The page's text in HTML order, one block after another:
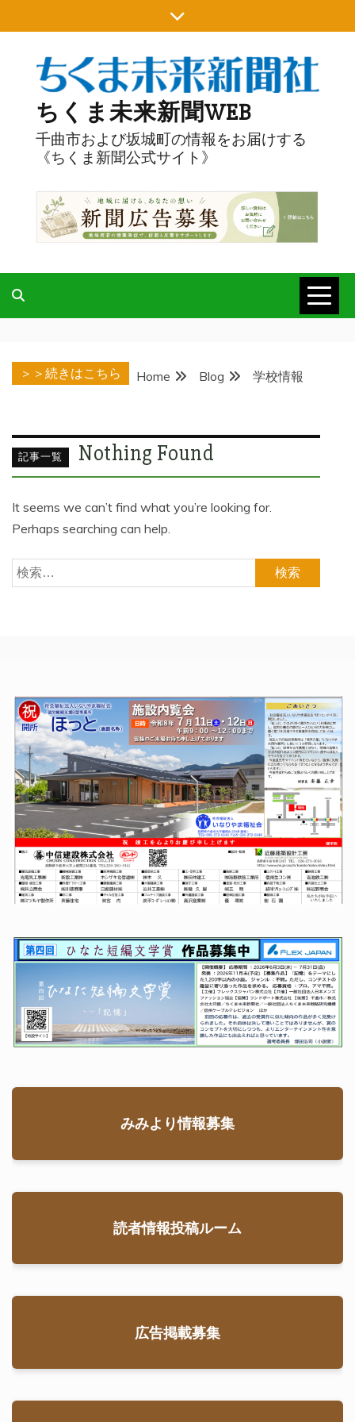
to
ちくま未来新聞WEB
千曲市および坂城町の情報をお届けする
《ちくま新聞公式サイト》
＞＞続きはこちら Home Blog 学校情報
Nothing Found
It seems we can’t find what you’re looking for.
Perhaps searching can help.
検
索:
みみより情報募集
読者情報投稿ルーム
広告掲載募集